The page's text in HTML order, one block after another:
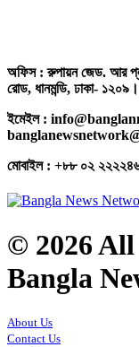
অফিস : রুপায়ন জেড. আর
রোড, ধানমন্ডি, ঢাকা- ১২০৯।
ইমেইল :
মোবাইল : +৮৮ ০২
© 2026
Bangla
About Us
Contact Us